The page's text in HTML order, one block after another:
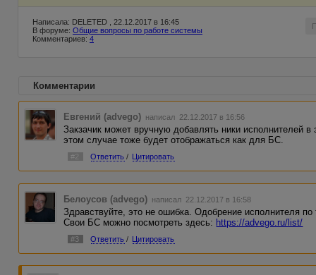
Написала: DELETED , 22.12.2017 в 16:45
В форуме: Общие вопросы по работе системы
Комментариев: 4
Комментарии
Евгений (advego) написал 22.12.2017 в 16:56
Закзачик может вручную добавлять ники исполнителей в
этом случае тоже будет отображаться как для БС.
#2 Ответить / Цитировать
Белоусов (advego) написал 22.12.2017 в 16:58
Здравствуйте, это не ошибка. Одобрение исполнителя
Свои БС можно посмотреть здесь: https://advego.ru/list/
#3 Ответить / Цитировать